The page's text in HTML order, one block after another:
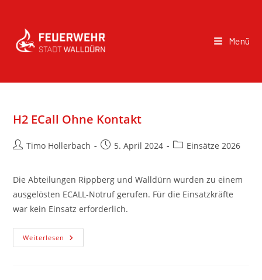
Menü
H2 ECall Ohne Kontakt
Timo Hollerbach 5. April 2024 Einsätze 2026
Die Abteilungen Rippberg und Walldürn wurden zu einem
ausgelösten ECALL-Notruf gerufen. Für die Einsatzkräfte
war kein Einsatz erforderlich.
Weiterlesen